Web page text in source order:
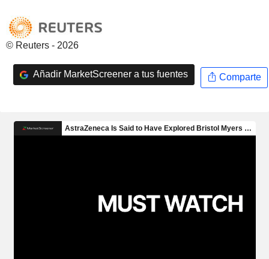
© Reuters - 2026
Añadir MarketScreener a tus fuentes Comparte